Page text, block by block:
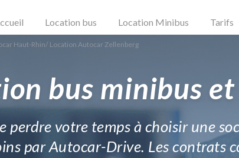
Location bus Location Minibus Tarifs
Haut-Rhin/ Location Autocar Zellenberg
bus minibus
perdre votre temps à choisir une
par Autocar-Drive. Les contrats